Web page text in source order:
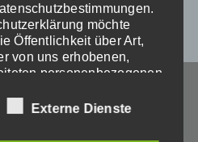
möchte
Öffentlichkeit über Art,
von uns erhobenen,
personenbezogenen
Datenschutzerklärung
Externe Dienste